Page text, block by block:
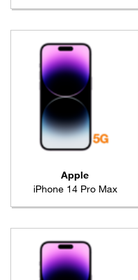
Apple
iPhone 14 Pro Max